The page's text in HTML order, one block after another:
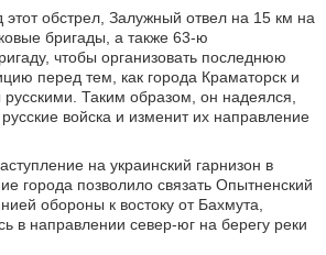
этот обстрел, Залужный отвел на 15 км на
бригады, а также 63-ю
чтобы организовать последнюю
перед тем, как города Краматорск и
русскими. Таким образом, он надеялся,
войска и изменит их направление
на украинский гарнизон в
города позволило связать Опытненский
обороны к востоку от Бахмута,
в направлении север-​юг на берегу реки